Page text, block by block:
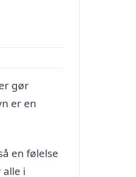
gør
er en
en følelse
i